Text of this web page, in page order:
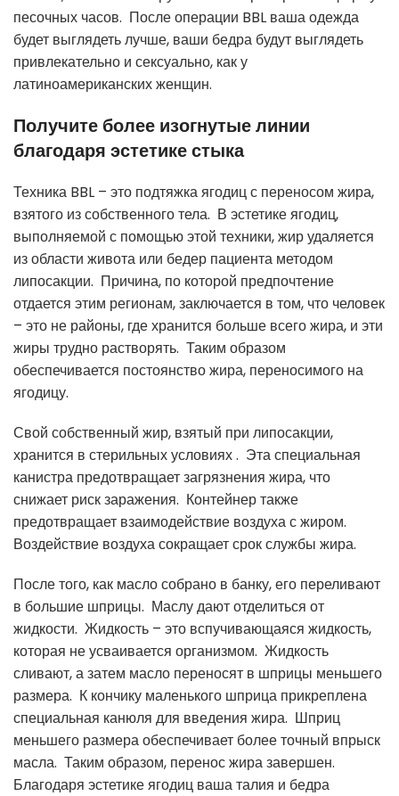
песочных часов. После операции BBL ваша одежда
будет выглядеть лучше, ваши бедра будут выглядеть
привлекательно и сексуально, как у
латиноамериканских женщин.
Получите более изогнутые линии
благодаря эстетике стыка
Техника BBL – это подтяжка ягодиц с переносом жира,
взятого из собственного тела. В эстетике ягодиц,
выполняемой с помощью этой техники, жир удаляется
из области живота или бедер пациента методом
липосакции. Причина, по которой предпочтение
отдается этим регионам, заключается в том, что человек
– это не районы, где хранится больше всего жира, и эти
жиры трудно растворять. Таким образом
обеспечивается постоянство жира, переносимого на
ягодицу.
Свой собственный жир, взятый при липосакции,
хранится в стерильных условиях . Эта специальная
канистра предотвращаетзагрязнения жира, что
снижает риск заражения. Контейнер также
предотвращает взаимодействие воздуха с жиром.
Воздействие воздуха сокращает срок службы жира.
После того, как масло собрано в банку, его переливают
в большие шприцы. Маслу дают отделиться от
жидкости. Жидкость – это вспучивающаяся жидкость,
которая не усваивается организмом. Жидкость
сливают, а затем масло переносят в шприцы меньшего
размера. К кончику маленького шприца прикреплена
специальная канюля для введения жира. Шприц
меньшего размера обеспечивает более точный впрыск
масла. Таким образом, перенос жира завершен.
Благодаря эстетике ягодиц ваша талия и бедра